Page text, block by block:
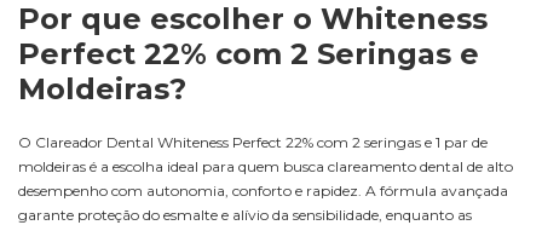
Por que escolher o Whiteness
Perfect 22% com 2 Seringas e
Moldeiras?
O Clareador Dental Whiteness Perfect 22% com 2 seringas e 1 par de
moldeiras é a escolha ideal para quem busca clareamento dental de alto
desempenho com autonomia, conforto e rapidez. A fórmula avançada
garante proteção do esmalte e alívio da sensibilidade, enquanto as